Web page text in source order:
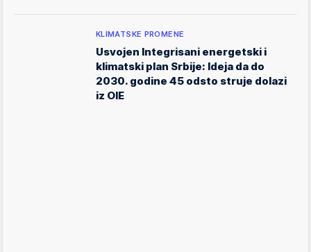
KLIMATSKE PROMENE
Usvojen Integrisani energetski i
klimatski plan Srbije: Ideja da do
2030. godine 45 odsto struje dolazi
iz OIE